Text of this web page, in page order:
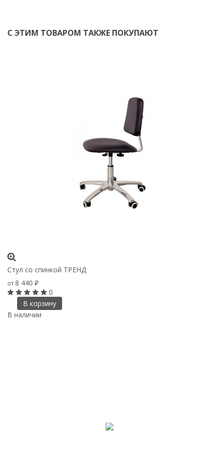
С ЭТИМ ТОВАРОМ ТАКЖЕ ПОКУПАЮТ
Стул со спинкой ТРЕНД
от 8 440 ₽
0
В корзину
В наличии